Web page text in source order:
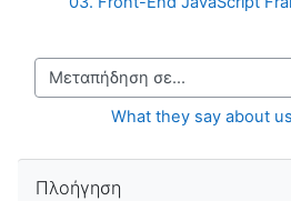
Μεταπήδηση σε...
What they say about
Πλοήγηση